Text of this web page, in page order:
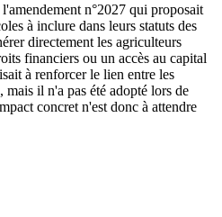
n°2027 qui proposait
à inclure dans leurs statuts des
directement les agriculteurs
financiers ou un accès au capital
à renforcer le lien entre les
mais il n'a pas été adopté lors de
concret n'est donc à attendre